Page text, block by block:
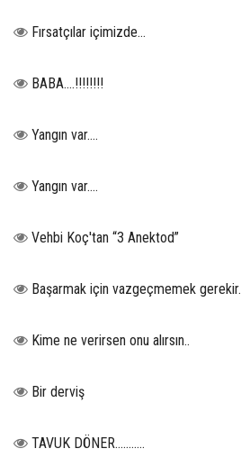
Fırsatçılar içimizde…
BABA....!!!!!!!!
Yangın var….
Yangın var….
Vehbi Koç'tan “3 Anektod”
Başarmak için vazgeçmemek gerekir.
Kime ne verirsen onu alırsın..
Bir derviş
TAVUK DÖNER...........